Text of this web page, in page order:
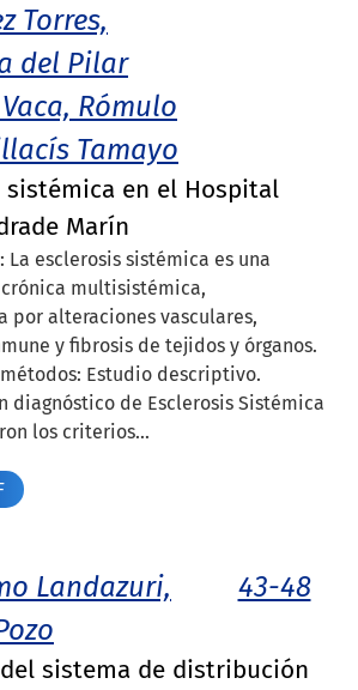
Torres,
del Pilar
Rómulo
Tamayo
sistémica en el Hospital
Marín
La esclerosis sistémica es una
multisistémica,
por alteraciones vasculares,
y fibrosis de tejidos y órganos.
Estudio descriptivo.
diagnóstico de Esclerosis Sistémica
los criterios...
Landazuri,
43-48
sistema de distribución